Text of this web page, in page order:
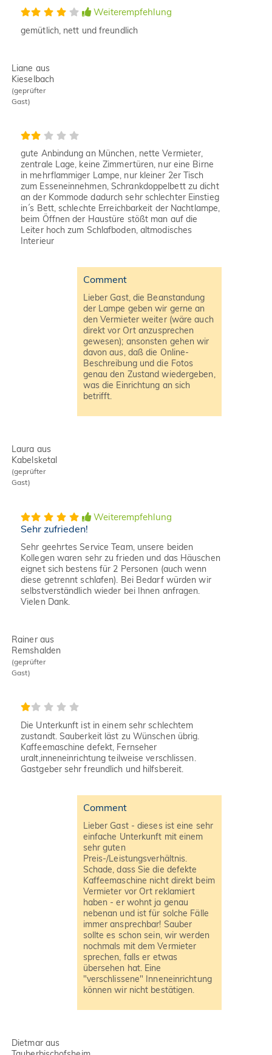
Weiterempfehlung
gemütlich, nett und freundlich
Liane aus
Kieselbach
(geprüfter
Gast)
gute Anbindung an München, nette Vermieter,
zentrale Lage, keine Zimmertüren, nur eine Birne
in mehrflammiger Lampe, nur kleiner 2er Tisch
zum Esseneinnehmen, Schrankdoppelbett zu dicht
an der Kommode dadurch sehr schlechter Einstieg
in´s Bett, schlechte Erreichbarkeit der Nachtlampe,
beim Öffnen der Haustüre stößt man auf die
Leiter hoch zum Schlafboden, altmodisches
Interieur
Comment
Lieber Gast, die Beanstandung
der Lampe geben wir gerne an
den Vermieter weiter (wäre auch
direkt vor Ort anzusprechen
gewesen); ansonsten gehen wir
davon aus, daß die Online-
Beschreibung und die Fotos
genau den Zustand wiedergeben,
was die Einrichtung an sich
betrifft.
Laura aus
Kabelsketal
(geprüfter
Gast)
Weiterempfehlung
Sehr zufrieden!
Sehr geehrtes Service Team, unsere beiden
Kollegen waren sehr zu frieden und das Häuschen
eignet sich bestens für 2 Personen (auch wenn
diese getrennt schlafen). Bei Bedarf würden wir
selbstverständlich wieder bei Ihnen anfragen.
Vielen Dank.
Rainer aus
Remshalden
(geprüfter
Gast)
Die Unterkunft ist in einem sehr schlechtem
zustandt. Sauberkeit läst zu Wünschen übrig.
Kaffeemaschine defekt, Fernseher
uralt,inneneinrichtung teilweise verschlissen.
Gastgeber sehr freundlich und hilfsbereit.
Comment
Lieber Gast - dieses ist eine sehr
einfache Unterkunft mit einem
sehr guten
Preis-/Leistungsverhältnis.
Schade, dass Sie die defekte
Kaffeemaschine nicht direkt beim
Vermieter vor Ort reklamiert
haben - er wohnt ja genau
nebenan und ist für solche Fälle
immer ansprechbar! Sauber
sollte es schon sein, wir werden
nochmals mit dem Vermieter
sprechen, falls er etwas
übersehen hat. Eine
"verschlissene" Inneneinrichtung
können wir nicht bestätigen.
Dietmar aus